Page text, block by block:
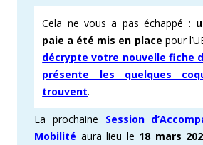
Cela ne vous a pas échappé :
paie a été mis en place pour
décrypte votre nouvelle fiche
présente les quelques
trouvent.
La prochaine Session
Mobilité aura lieu le 18 mars